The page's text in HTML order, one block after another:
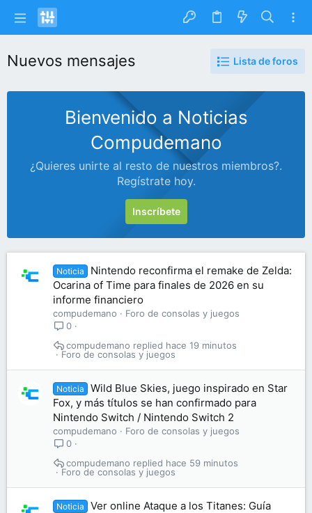
Nuevos mensajes Lista de foros
Bienvenido a Noticias
Compudemano
¿Quieres unirte al resto de nuestros miembros?.
Regístrate hoy.
Inscríbete
Noticia
Nintendo reconfirma el remake de Zelda:
Ocarina of Time para finales de 2026 en su
informe financiero
compudemano
Foro de consolas y juegos
0
Foro de consolas y juegos
hace 19 minutos
compudemano
Noticia
Wild Blue Skies, juego inspirado en Star
Fox, y más títulos se han confirmado para
Nintendo Switch / Nintendo Switch 2
compudemano
Foro de consolas y juegos
0
Foro de consolas y juegos
hace 59 minutos
compudemano
Noticia
Ver online Ataque a los Titanes: Guía